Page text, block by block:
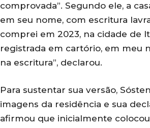
comprovada”. Segundo ele, a
em seu nome, com escritura
comprei em 2023, na cidade de
registrada em cartório, em meu
na escritura”, declarou.
Para sustentar sua versão,
imagens da residência e sua
afirmou que inicialmente